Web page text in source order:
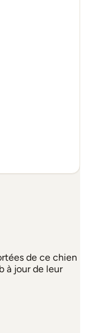
de ce chien
à jour de leur